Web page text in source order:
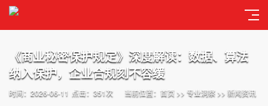
《商业秘密保护规定》深度解读：数据、算法
纳入保护，企业合规刻不容缓
当前位置： 首页 >> 专业洞察 >> 新闻资讯
时间：2026-06-11 点击：351次